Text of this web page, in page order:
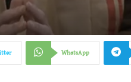
WhatsApp